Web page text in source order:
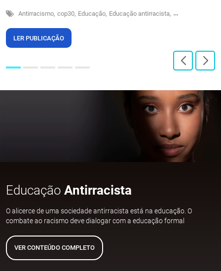
Antirracismo, cop30, Educação, Educação antirracista, Sustentabilidade
LER PUBLICAÇÃO
Educação Antirracista
O alicerce de uma sociedade antirracista está na educação. O
combate ao racismo deve dialogar com a educação formal
VER CONTEÚDO COMPLETO